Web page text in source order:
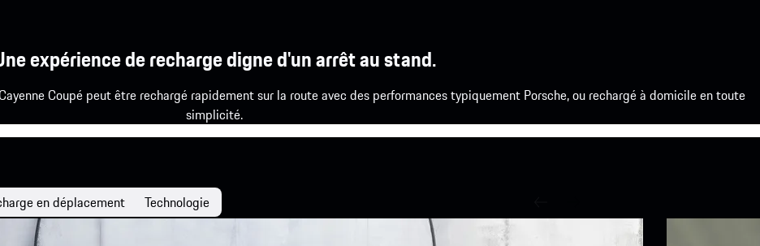
expérience de recharge digne d'un arrêt au stand.
Coupé peut être rechargé rapidement sur la route avec des performances typiquement Porsche, ou rechargé à domicile en toute
simplicité.
en déplacement Technologie